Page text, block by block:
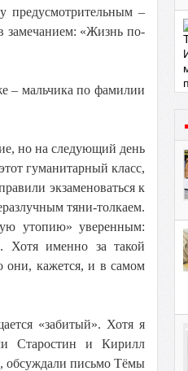
предусмотрительным –
замечанием: «Жизнь по-
– мальчика по фамилии
но на следующий день
гуманитарный класс,
экзаменоваться к
тяни-толкаем.
утопию» уверенным:
Хотя именно за такой
они, кажется, и в самом
«забитый». Хотя я
Старостин и Кирилл
обсуждали письмо Тёмы